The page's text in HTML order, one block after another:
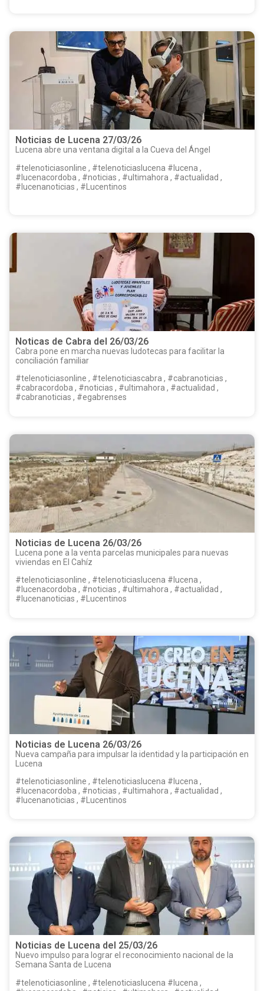
Noticias de Lucena 27/03/26
Lucena abre una ventana digital a la Cueva del Ángel
#telenoticiasonline , #telenoticiaslucena #lucena ,
#lucenacordoba , #noticias , #ultimahora , #actualidad ,
#lucenanoticias , #Lucentinos
Noticas de Cabra del 26/03/26
Cabra pone en marcha nuevas ludotecas para facilitar la
conciliación familiar
#telenoticiasonline , #telenoticiascabra , #cabranoticias ,
#cabracordoba , #noticias , #ultimahora , #actualidad ,
#cabranoticias , #egabrenses
Noticias de Lucena 26/03/26
Lucena pone a la venta parcelas municipales para nuevas
viviendas en El Cahíz
#telenoticiasonline , #telenoticiaslucena #lucena ,
#lucenacordoba , #noticias , #ultimahora , #actualidad ,
#lucenanoticias , #Lucentinos
Noticias de Lucena 26/03/26
Nueva campaña para impulsar la identidad y la participación en
Lucena
#telenoticiasonline , #telenoticiaslucena #lucena ,
#lucenacordoba , #noticias , #ultimahora , #actualidad ,
#lucenanoticias , #Lucentinos
Noticias de Lucena del 25/03/26
Nuevo impulso para lograr el reconocimiento nacional de la
Semana Santa de Lucena
#telenoticiasonline , #telenoticiaslucena #lucena ,